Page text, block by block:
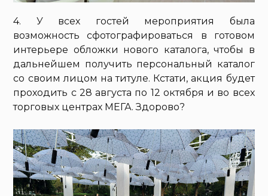
4. У всех гостей мероприятия была
возможность сфотографироваться в готовом
интерьере обложки нового каталога, чтобы в
дальнейшем получить персональный каталог
со своим лицом на титуле. Кстати, акция будет
проходить с 28 августа по 12 октября и во всех
торговых центрах МЕГА. Здорово?